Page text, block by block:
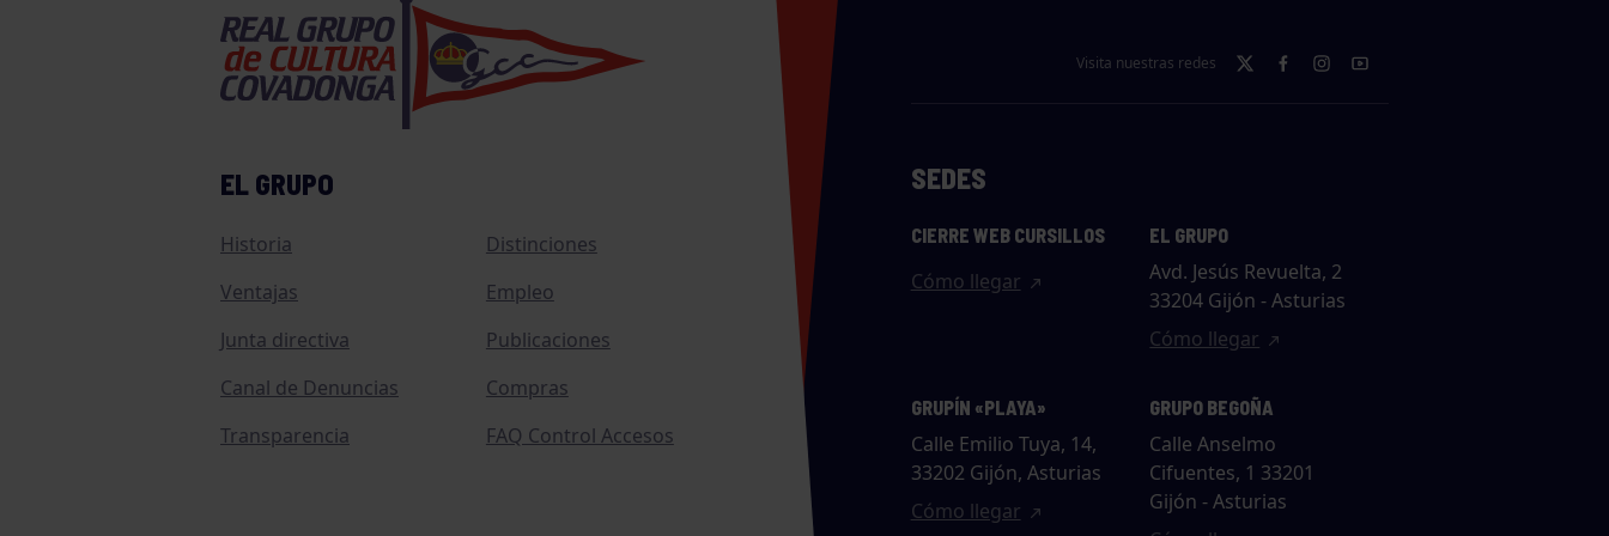
EL GRUPO
Historia
Distinciones
Ventajas
Empleo
Junta directiva
Publicaciones
Canal de Denuncias
Compras
Transparencia
FAQ Control Accesos
Visita nuestras redes
SEDES
CIERRE WEB CURSILLOS
Cómo llegar
EL GRUPO
Avd. Jesús Revuelta, 2
33204 Gijón - Asturias
Cómo llegar
GRUPÍN «PLAYA»
Calle Emilio Tuya, 14,
33202 Gijón, Asturias
Cómo llegar
GRUPO BEGOÑA
Calle Anselmo
Cifuentes, 1 33201
Gijón - Asturias